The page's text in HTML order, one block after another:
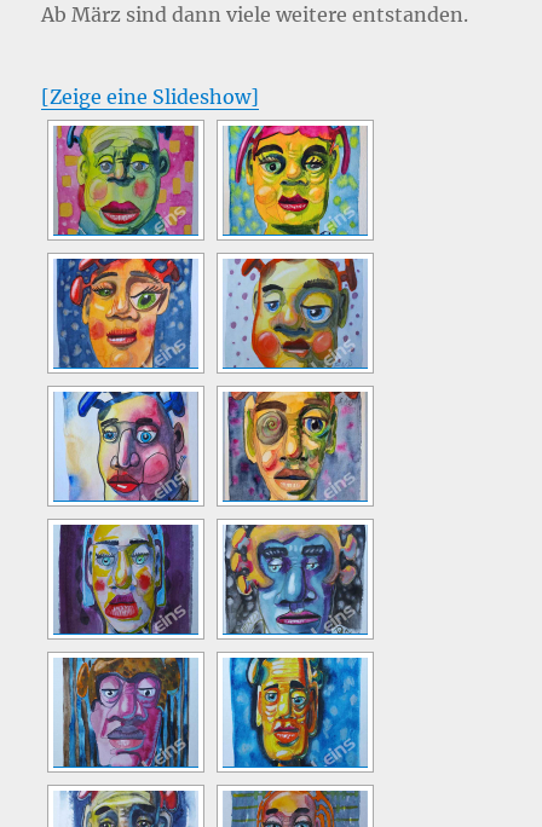
Ab März sind dann viele weitere entstanden.
[Zeige eine Slideshow]